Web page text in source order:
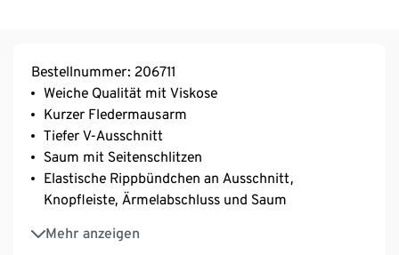
Bestellnummer: 206711
Weiche Qualität mit Viskose
Kurzer Fledermausarm
Tiefer V-Ausschnitt
Saum mit Seitenschlitzen
Elastische Rippbündchen an Ausschnitt,
Knopfleiste, Ärmelabschluss und Saum
Mehr anzeigen
Vorderseite mit Knopfleiste